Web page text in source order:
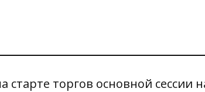
старте торгов основной сессии